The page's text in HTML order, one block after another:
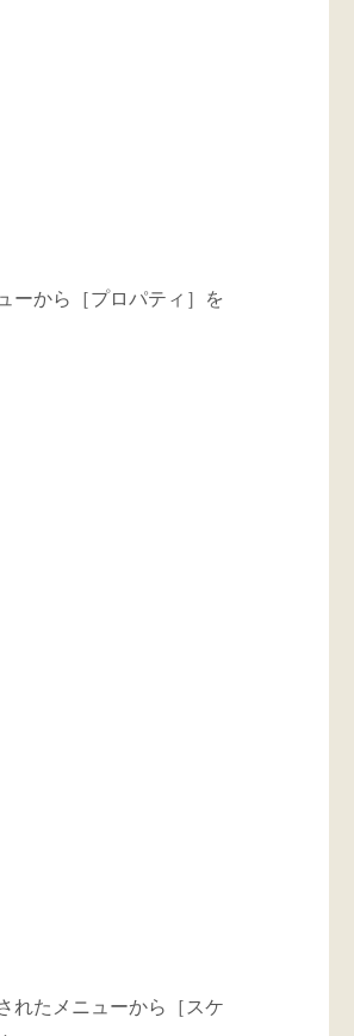
ーから［プロパティ］を
れたメニューから［スケ